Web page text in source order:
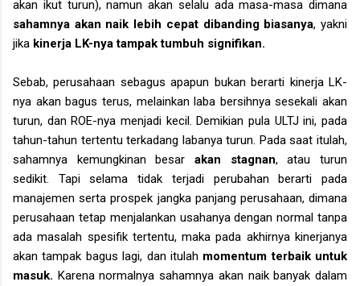
akan ikut turun), namun akan selalu ada masa-masa dimana
sahamnya akan naik lebih cepat dibanding biasanya, yakni
jika kinerja LK-nya tampak tumbuh signifikan.
Sebab, perusahaan sebagus apapun bukan berarti kinerja LK-
nya akan bagus terus, melainkan laba bersihnya sesekali akan
turun, dan ROE-nya menjadi kecil. Demikian pula ULTJ ini, pada
tahun-tahun tertentu terkadang labanya turun. Pada saat itulah,
sahamnya kemungkinan besar akan stagnan, atau turun
sedikit. Tapi selama tidak terjadi perubahan berarti pada
manajemen serta prospek jangka panjang perusahaan, dimana
perusahaan tetap menjalankan usahanya dengan normal tanpa
ada masalah spesifik tertentu, maka pada akhirnya kinerjanya
akan tampak bagus lagi, dan itulah momentum terbaik untuk
masuk. Karena normalnya sahamnya akan naik banyak dalam